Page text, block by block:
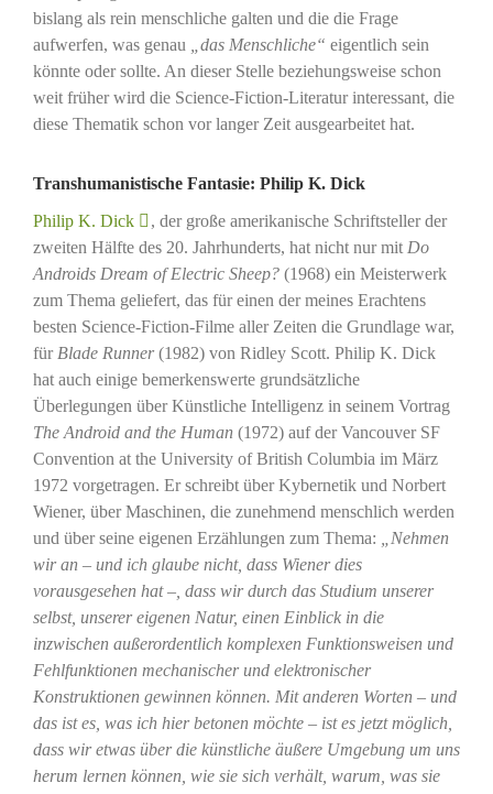
bislang als rein menschliche galten und die die Frage
aufwerfen, was genau
„das Menschliche“ eigentlich sein
könnte oder sollte. An dieser Stelle beziehungsweise schon
weit früher wird die Science-Fiction-Literatur interessant, die
diese Thematik schon vor langer Zeit ausgearbeitet hat.
Transhumanistische Fantasie: Philip K. Dick
Philip K. Dick
, der große amerikanische Schriftsteller der
zweiten Hälfte des 20. Jahrhunderts, hat nicht nur mit Do
Androids Dream of Electric Sheep?(1968) ein Meisterwerk
zum Thema geliefert, das für einen der meines Erachtens
besten Science-Fiction-Filme aller Zeiten die Grundlage war,
für Blade Runner(1982) von Ridley Scott. Philip K. Dick
hat auch einige bemerkenswerte grundsätzliche
Überlegungen über Künstliche Intelligenz in seinem Vortrag
The Android and the Human (1972) auf der Vancouver SF
Convention at the University of British Columbia im März
1972 vorgetragen. Er schreibt über Kybernetik und Norbert
Wiener, über Maschinen, die zunehmend menschlich werden
und über seine eigenen Erzählungen zum Thema:
„Nehmen
wir an – und ich glaube nicht, dass Wiener dies
vorausgesehen hat –, dass wir durch das Studium unserer
selbst, unserer eigenen Natur, einen Einblick in die
inzwischen außerordentlich komplexen Funktionsweisen und
Fehlfunktionen mechanischer und elektronischer
Konstruktionen gewinnen können. Mit anderen Worten – und
das ist es, was ich hier betonen möchte – ist es jetzt möglich,
dass wir etwas über die künstliche äußere Umgebung um uns
herum lernen können, wie sie sich verhält, warum, was sie